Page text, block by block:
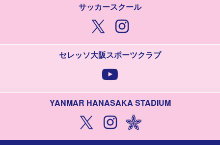
サッカースクール
セレッソ大阪スポーツクラブ
YANMAR HANASAKA STADIUM